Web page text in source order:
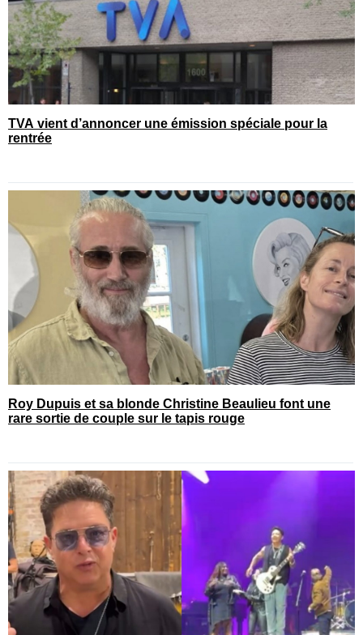
TVA vient d’annoncer une émission spéciale pour la
rentrée
Roy Dupuis et sa blonde Christine Beaulieu font une
rare sortie de couple sur le tapis rouge